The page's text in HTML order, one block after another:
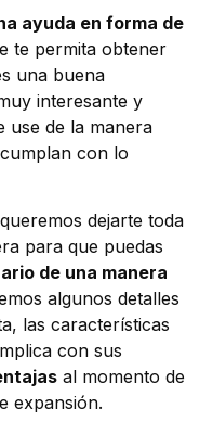
ayuda en forma de
te permita obtener
una buena
interesante y
use de la manera
con lo
dejarte toda
para que puedas
de una manera
algunos detalles
las características
con sus
al momento de
expansión.